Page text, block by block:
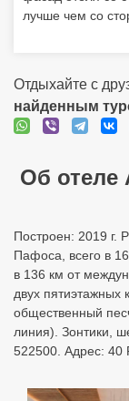
Пафоса, всего в
в 136 км от
двух пятиэтажных
общественный
522500. Адрес: